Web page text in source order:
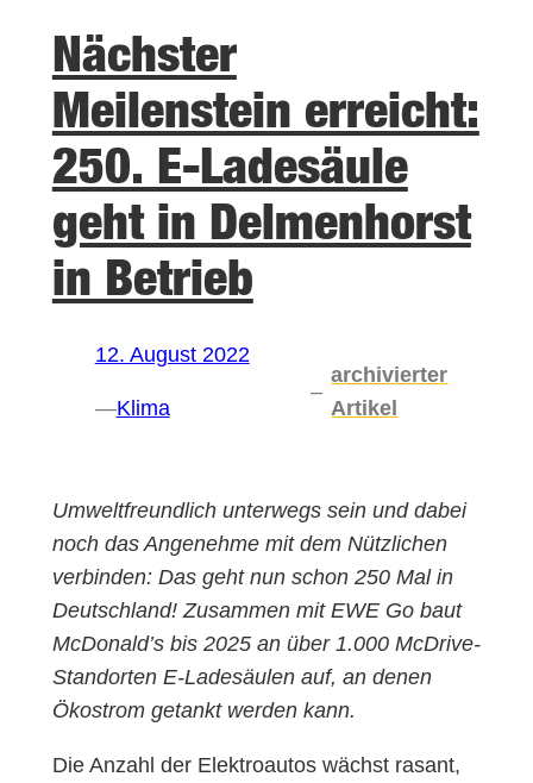
Nächster
Meilenstein erreicht:
250. E-Ladesäule
geht in Delmenhorst
in Betrieb
12. August 2022
—Klima
–
archivierter
Artikel
Umweltfreundlich unterwegs sein und dabei
noch das Angenehme mit dem Nützlichen
verbinden: Das geht nun schon 250 Mal in
Deutschland! Zusammen mit EWE Go baut
McDonald’s bis 2025 an über 1.000 McDrive-
Standorten E-Ladesäulen auf, an denen
Ökostrom getankt werden kann.
Die Anzahl der Elektroautos wächst rasant,